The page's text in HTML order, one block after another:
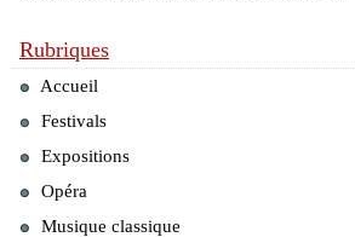
Rubriques
Accueil
Festivals
Expositions
Opéra
Musique classique